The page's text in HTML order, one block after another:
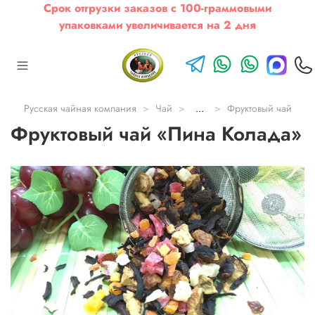
Срок отгрузки заказов с 100-граммовыми
упаковками увеличивается на 2 дня
Русская чайная компания Чай ... Фруктовый чай
Фруктовый чай «Пина Колада»